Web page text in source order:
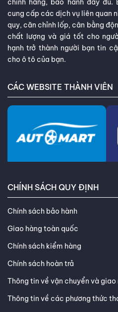
Thanh An Autocare với hơn 32
hàng chuyên phân phối các
chơi, nội thất ô tô. Các sản
chính hãng, bảo hành đầy đủ.
cung cấp các dịch vụ liên quan
chất lượng và giá tốt cho
hạnh trở thành người bạn tin
CÁC WEBSITE THÀNH VIÊN
CHÍNH SÁCH QUY ĐỊNH